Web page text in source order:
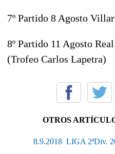
7º Partido 8 Agosto
8º Partido 11 Agosto
(Trofeo Carlos Lapetra)
OTROS
8.9.2018  LIGA 2ªDiv.